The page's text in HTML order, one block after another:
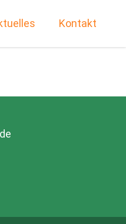
Kontakt